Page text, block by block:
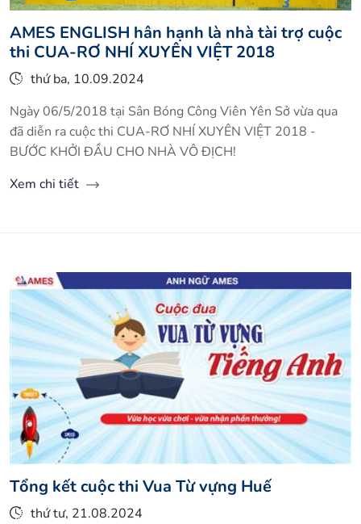
AMES ENGLISH hân hạnh là nhà tài trợ cuộc
thi CUA-RƠ NHÍ XUYÊN VIỆT 2018
thứ ba, 10.09.2024
Ngày 06/5/2018 tại Sân Bóng Công Viên Yên Sở vừa qua
đã diễn ra cuộc thi CUA-RƠ NHÍ XUYÊN VIỆT 2018 -
BƯỚC KHỞI ĐẦU CHO NHÀ VÔ ĐỊCH!
Xem chi tiết
Tổng kết cuộc thi Vua Từ vựng Huế
thứ tư, 21.08.2024